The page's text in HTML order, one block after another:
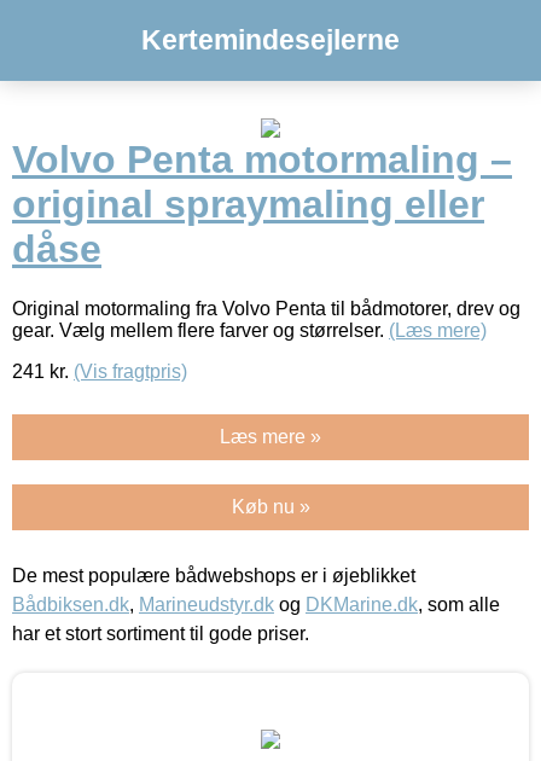
Kertemindesejlerne
Volvo Penta motormaling –
original spraymaling eller
dåse
Original motormaling fra Volvo Penta til bådmotorer, drev og
gear. Vælg mellem flere farver og størrelser. (Læs mere)
241 kr. (Vis fragtpris)
Læs mere »
Køb nu »
De mest populære bådwebshops er i øjeblikket
Bådbiksen.dk, Marineudstyr.dk og DKMarine.dk, som alle
har et stort sortiment til gode priser.